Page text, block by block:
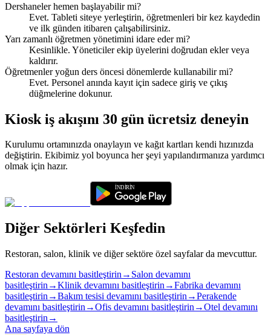
Dershaneler hemen başlayabilir mi?
Evet. Tableti siteye yerleştirin, öğretmenleri bir kez kaydedin
ve ilk günden itibaren çalışabilirsiniz.
Yarı zamanlı öğretmen yönetimini idare eder mi?
Kesinlikle. Yöneticiler ekip üyelerini doğrudan ekler veya
kaldırır.
Öğretmenler yoğun ders öncesi dönemlerde kullanabilir mi?
Evet. Personel anında kayıt için sadece giriş ve çıkış
düğmelerine dokunur.
Kiosk iş akışını 30 gün ücretsiz deneyin
Kurulumu ortamınızda onaylayın ve kağıt kartları kendi hızınızda
değiştirin. Ekibimiz yol boyunca her şeyi yapılandırmanıza yardımcı
olmak için hazır.
Diğer Sektörleri Keşfedin
Restoran, salon, klinik ve diğer sektöre özel sayfalar da mevcuttur.
Restoran devamını basitleştirin → Salon devamını
basitleştirin →Klinik devamını basitleştirin →Fabrika devamını
basitleştirin →Bakım tesisi devamını basitleştirin →Perakende
devamını basitleştirin →Ofis devamını basitleştirin →Otel devamını
basitleştirin →
Ana sayfaya dön